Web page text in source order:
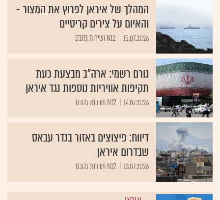
המהלך של איראן לפרוץ את המצור -
והאיום על צירים קריטיים
15.07.2026 N12 ושירות גלובס
גורם רשמי: ארה"ב מבצעת כעת
תקיפות אוויריות נוספות נגד איראן
14.07.2026 N12 ושירות גלובס
דיווח: פיצוצים באזור בנדר עבאס
שבדרום איראן
13.07.2026 N12 ושירות גלובס